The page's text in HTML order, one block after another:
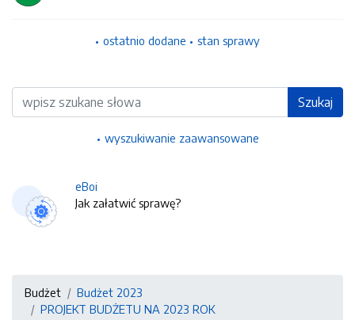
ostatnio dodane stan sprawy
Wyszukiwarka Szukaj
wyszukiwanie zaawansowane
eBoi
Jak załatwić sprawę?
Budżet
Budżet 2023
PROJEKT BUDŻETU NA 2023 ROK